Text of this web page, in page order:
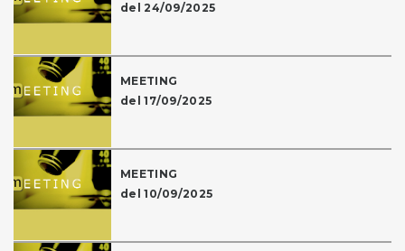
del 24/09/2025
MEETING
del 17/09/2025
MEETING
del 10/09/2025